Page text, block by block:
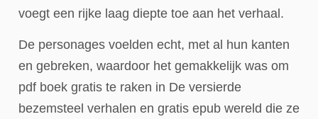
voegt een rijke laag diepte toe aan het verhaal.
De personages voelden echt, met al hun kanten
en gebreken, waardoor het gemakkelijk was om
pdf boek gratis te raken in De versierde
bezemsteel verhalen en gratis epub wereld die ze